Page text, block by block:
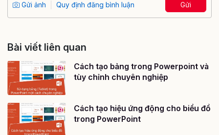
Gửi ảnh Quy định đăng bình luận Gửi
Bài viết liên quan
Cách tạo bảng trong Powerpoint và
tùy chỉnh chuyên nghiệp
Cách tạo hiệu ứng động cho biểu đồ
trong PowerPoint